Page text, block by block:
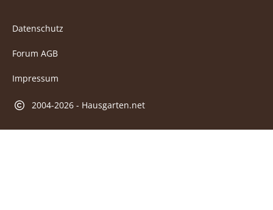
Datenschutz
Forum AGB
Impressum
2004-2026 - Hausgarten.net